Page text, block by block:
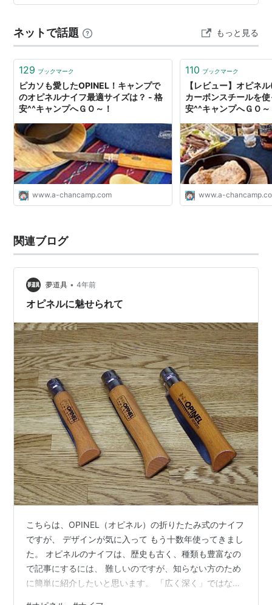
てるんですが、たいして上達もせず。「私はやっぱり、
CAMP HACKというサイトで、たまたま【世界限定
6,000本】 OPINE…
ネットで話題 もっと見る
129 ブックマーク
ピカソも愛したOPINEL！キャンプで
のオピネルナイフ最適サイズは？ - 格
安^^キャンプへＧＯ～！
www.a-chancamp.com
110 ブックマーク
【レビュー】オピネ
カーボンスチールを
安^^キャンプへＧＯ
www.a-
関連ブログ
夢道具 • 4年前
オピネルに魅せられて
こちらは、OPINEL（オピネル）の折りたたみ式のナイフ
ですが、 デザインが気に入って もう十数年使ってきまし
た。 オピネルのナイフは、歴史も古く、種類も豊富なの
で記事にするには、 難しいのですが、知らない方のため
に簡単に紹介したいと思います。 「広く深く」ではなく